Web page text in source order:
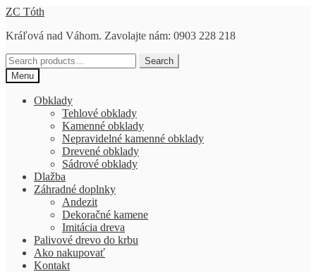
Preskočiť
navigáciu
Preskočiť
obsah
ZC Tóth
Kráľová nad Váhom. Zavolajte nám: 0903 228 218
Search
for:
Search
Menu
Obklady
Tehlové obklady
Kamenné obklady
Nepravidelné kamenné obklady
Drevené obklady
Sádrové obklady
Dlažba
Záhradné doplnky
Andezit
Dekoračné kamene
Imitácia dreva
Palivové drevo do krbu
Ako nakupovať
Kontakt